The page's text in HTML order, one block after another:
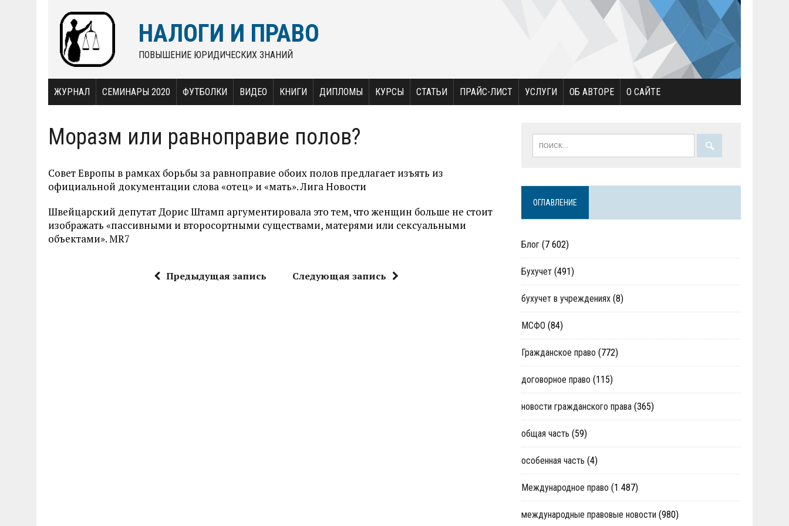
НАЛОГИ И ПРАВО
ПОВЫШЕНИЕ ЮРИДИЧЕСКИХ ЗНАНИЙ
ЖУРНАЛ СЕМИНАРЫ 2020 ФУТБОЛКИ ВИДЕО КНИГИ ДИПЛОМЫ КУРСЫ СТАТЬИ ПРАЙС-ЛИСТ УСЛУГИ ОБ АВТОРЕ О САЙТЕ
Моразм или равноправие полов?
Совет Европы в рамках борьбы за равноправие обоих полов предлагает изъять из
официальной документации слова «отец» и «мать». Лига Новости
Швейцарский депутат Дорис Штамп аргументировала это тем, что женщин больше не стоит
изображать «пассивными и второсортными существами, матерями или сексуальными
объектами». MR7
Предыдущая запись Следующая запись
ОГЛАВЛЕНИЕ
Блог (7 602)
Бухучет (491)
бухучет в учреждениях (8)
МСФО (84)
Гражданское право (772)
договорное право (115)
новости гражданского права (365)
общая часть (59)
особенная часть (4)
Международное право (1 487)
международные правовые новости (980)